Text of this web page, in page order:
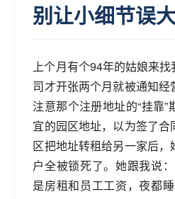
别让小细节误
上个月有个94年的姑娘来
司才开张两个月就被通知
注意那个注册地址的“挂靠
宜的园区地址，以为签了
区把地址转租给另一家后
户全被锁死了。她跟我说
是房租和员工工资，夜都